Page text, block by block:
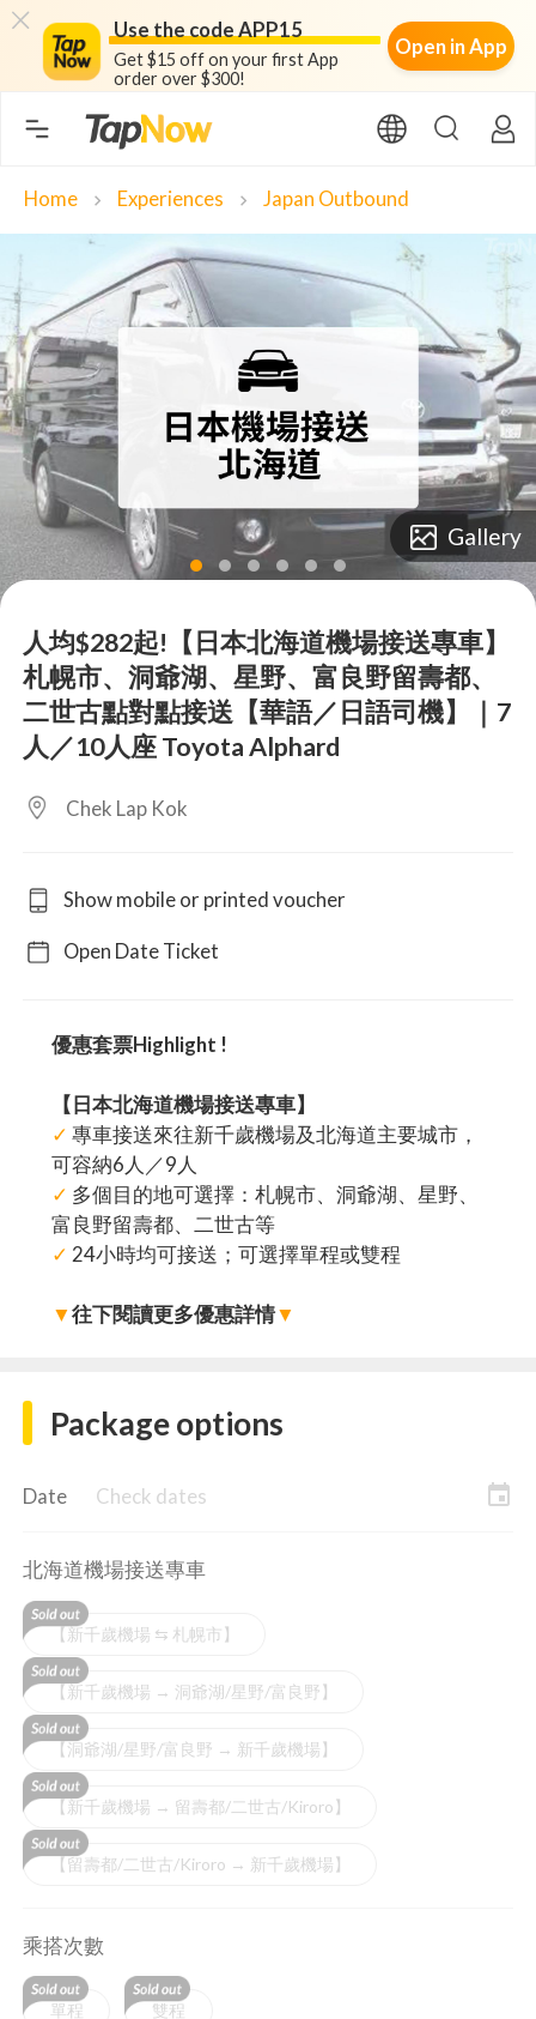
Use the code APP15
Get $15 off on your first App
order over $300!
Open in App
Home chevron_right Experiences chevron_right Japan Outbound
lens lens lens lens lens lens
Gallery
人均$282起!【日本北海道機場接送專車】
札幌市、洞爺湖、星野、富良野留壽都、
二世古點對點接送【華語／日語司機】｜7
人／10人座 Toyota Alphard
Chek Lap Kok
Show mobile or printed voucher
Open Date Ticket
優惠套票Highlight !
【日本北海道機場接送專車】
✓ 專車接送來往新千歲機場及北海道主要城市，
可容納6人／9人
✓ 多個目的地可選擇：札幌市、洞爺湖、星野、
富良野留壽都、二世古等
✓ 24小時均可接送；可選擇單程或雙程
▼往下閱讀更多優惠詳情▼
Package options
Date Check dates event
北海道機場接送專車
【新千歲機場 ⇆ 札幌市】
【新千歲機場 → 洞爺湖/星野/富良野】
【洞爺湖/星野/富良野 → 新千歲機場】
【新千歲機場 → 留壽都/二世古/Kiroro】
【留壽都/二世古/Kiroro → 新千歲機場】
乘搭次數
單程 雙程